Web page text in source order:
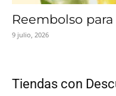
Reembolso
9 julio, 2026
Tiendas con